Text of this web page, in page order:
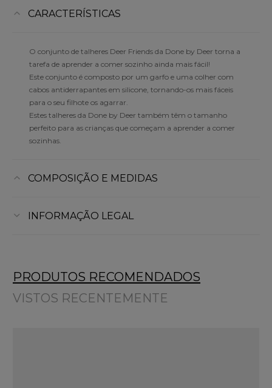
CARACTERÍSTICAS
O conjunto de talheres Deer Friends da Done by Deer torna a
tarefa de aprender a comer sozinho ainda mais fácil!
Este conjunto é composto por um garfo e uma colher com
cabos antiderrapantes em silicone, tornando-os mais fáceis
para o seu filhote os agarrar.
Estes talheres da Done by Deer também têm o tamanho
perfeito para as crianças que começam a aprender a comer
sozinhas.
COMPOSIÇÃO E MEDIDAS
INFORMAÇÃO LEGAL
PRODUTOS RECOMENDADOS
VISTOS RECENTEMENTE